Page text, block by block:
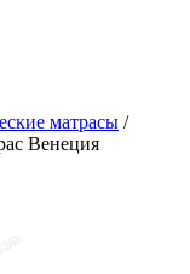
матрасы /
Венеция